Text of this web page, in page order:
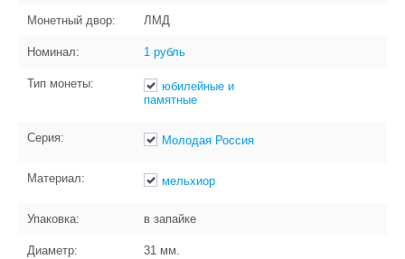
Монетный двор: ЛМД
Номинал: 1 рубль
Тип монеты:
юбилейные и
памятные
Серия: Молодая Россия
Материал: мельхиор
Упаковка: в запайке
Диаметр: 31 мм.